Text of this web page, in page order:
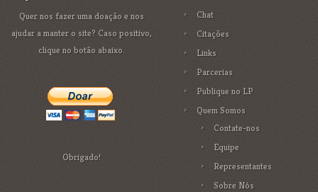
Quer nos fazer uma doação e nos
ajudar a manter o site? Caso positivo,
clique no botão abaixo.
Obrigado!
Chat
Citações
Links
Parcerias
Publique no LP
Quem Somos
Contate-nos
Equipe
Representantes
Sobre Nós